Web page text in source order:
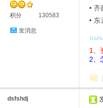
积分 130583
发消息
ラ
• 齐
イ
• 东
1、
2、
dsfshdj